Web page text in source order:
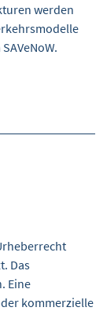
werden
Das
Eine
kommerzielle